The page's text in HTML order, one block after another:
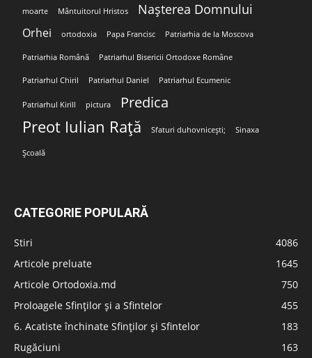
moarte Mântuitorul Hristos Nașterea Domnului
Orhei ortodoxia Papa Francisc Patriarhia de la Moscova
Patriarhia Română Patriarhul Bisericii Ortodoxe Române
Patriarhul Chiril Patriarhul Daniel Patriarhul Ecumenic
Patriarhul Kirill pictura Predica
Preot Iulian Rață Sfaturi duhovnicești; Sinaxa
Școală
CATEGORIE POPULARĂ
Stiri
4086
Articole preluate
1645
Articole Ortodoxia.md
750
Proloagele Sfinților și a Sfintelor
455
6. Acatiste închinate Sfinților și Sfintelor
183
Rugăciuni
163